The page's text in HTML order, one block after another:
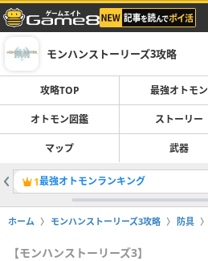
モンハンストーリーズ3攻略
攻略TOP 最強オトモン
オトモン図鑑 ストーリー
マップ 武器
1最強オトモンランキング
ホーム モンハンストーリーズ3攻略 防具
【モンハンストーリーズ3】